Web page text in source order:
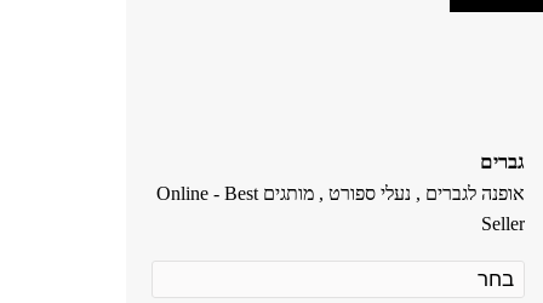
גברים
אופנה לגברים , נעלי ספורט , מותגים Online - Best
Seller